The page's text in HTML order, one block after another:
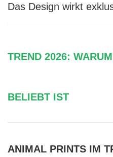
Das Design wirkt
TREND 2026:
BELIEBT IST
ANIMAL PRINTS IM